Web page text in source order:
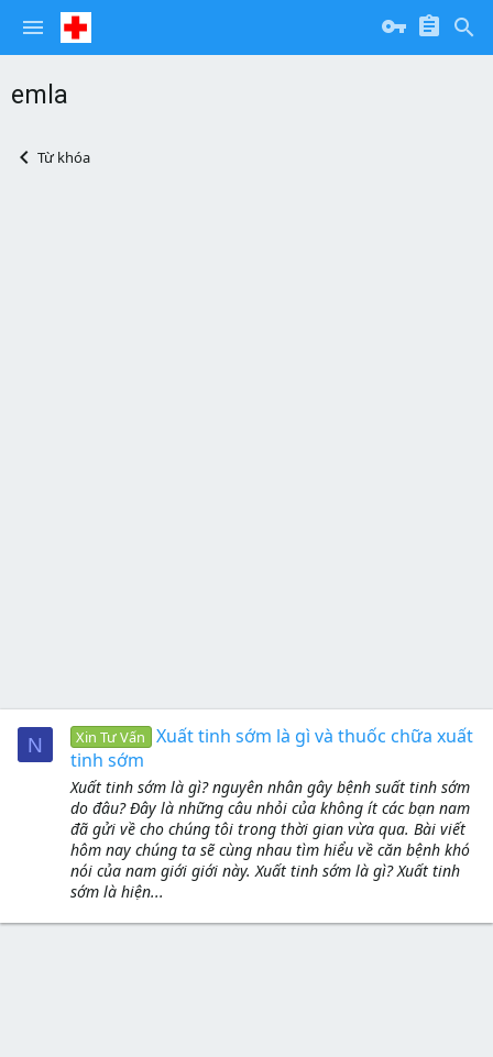
emla
Từ khóa
N Xin Tư Vấn
Xuất tinh sớm là gì và thuốc chữa xuất
tinh sớm
Xuất tinh sớm là gì? nguyên nhân gây bệnh suất tinh sớm
do đâu? Đây là những câu nhỏi của không ít các bạn nam
đã gửi về cho chúng tôi trong thời gian vừa qua. Bài viết
hôm nay chúng ta sẽ cùng nhau tìm hiểu về căn bệnh khó
nói của nam giới giới này. Xuất tinh sớm là gì? Xuất tinh
sớm là hiện...